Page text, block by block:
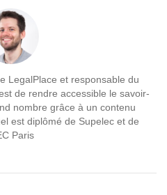
LegalPlace et responsable du
de rendre accessible le savoir-
nombre grâce à un contenu
est diplômé de Supelec et de
Paris